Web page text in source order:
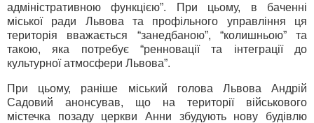
адміністративною функцією”. При цьому, в баченні
міської ради Львова та профільного управління ця
територія вважається “занедбаною”, “колишньою” та
такою, яка потребує “ренновації та інтеграції до
культурної атмосфери Львова”.
При цьому, раніше міський голова Львова Андрій
Садовий анонсував, що на території військового
містечка позаду церкви Анни збудують нову будівлю